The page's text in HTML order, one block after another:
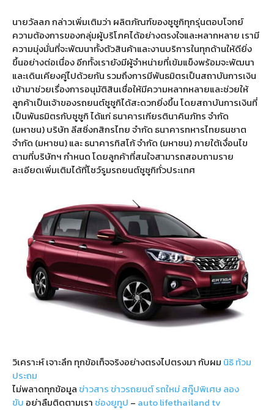
นายวัลลภ กล่าวเพิ่มเติมว่า ผลิตภัณฑ์ของซูซูกิทุกรุ่นตอบโจทย์
ความต้องการของกลุ่มผู้บริโภคได้อย่างตรงใจและหลากหลาย เรามี
ความมุ่งมั่นที่จะพัฒนาทั้งตัวสินค้าและงานบริการในทุกด้านให้ดียิ่ง
ขึ้นอย่างต่อเนื่อง อีกทั้งเรายังมีผู้จำหน่ายที่เข้มแข็งพร้อมจะพัฒนา
และเดินเคียงคู่ไปด้วยกัน รวมถึงการมีพันธมิตรเป็นสถาบันการเงิน
เข้ามาช่วยเรื่องการอนุมัติสินเชื่อให้มีความหลากหลายและช่วยให้
ลูกค้าเป็นเจ้าของรถยนต์ซูซูกิได้สะดวกยิ่งขึ้น โดยสถาบันการเงินที่
เป็นพันธมิตรกับซูซูกิ ได้แก่ ธนาคารเกียรตินาคินภัทร จำกัด
(มหาชน) บริษัท ลีสซิ่งกสิกรไทย จำกัด ธนาคารทหารไทยธนชาต
จำกัด (มหาชน) และ ธนาคารทิสโก้ จำกัด (มหาชน) ภายใต้เงื่อนไข
ตามที่บริษัทฯ กำหนด โดยลูกค้าที่สนใจสามารถสอบถามราย
ละเอียดเพิ่มเติมได้ที่โชว์รูมรถยนต์ซูซูกิทั่วประเทศ
วิเคราะห์ เจาะลึก ทุกข้อเท็จจริงอย่างตรงไปตรงมา กับผม นิธิ ท้วม
ประถม
ไม่พลาดทุกข้อมูล ข่าวสาร ข่าวรถยนต์รถใหม่สกู๊ปพิเศษลอง
ขับ อย่าลืมติดตามเรา ช่องยูทูป – auto lifethailand tv